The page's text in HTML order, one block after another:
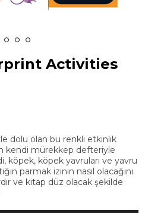
Activities
dolu olan bu renkli etkinlik
kendi mürekkep defteriyle
köpek, köpek yavruları ve yavru
parmak izinin nasıl olacağını
ve kitap düz olacak şekilde